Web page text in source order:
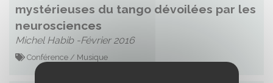
mystérieuses du tango dévoilées par les
neurosciences
Michel Habib -Février 2016
Conférence / Musique